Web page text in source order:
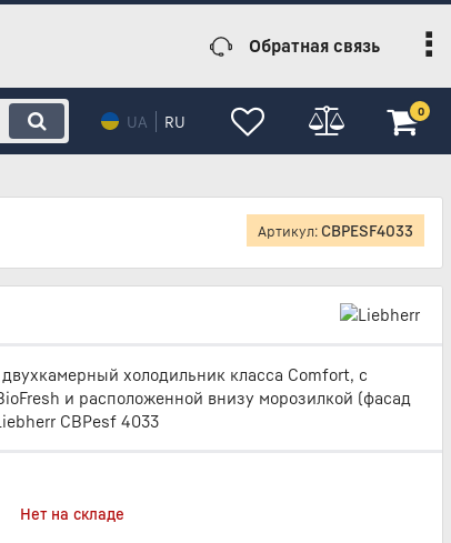
Обратная связь
RU
UA
0
Артикул: CBPESF4033
холодильник класса Comfort, с
и расположенной внизу морозилкой (фасад
CBPesf 4033
Нет на складе